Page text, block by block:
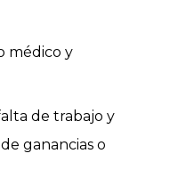
médico y
de trabajo y
ganancias o